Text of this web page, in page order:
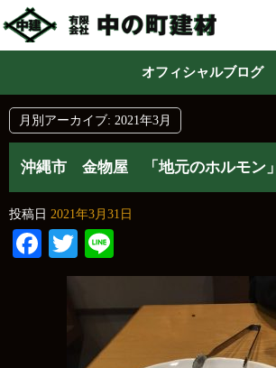
オフィシャルブログ
月別アーカイブ: 2021年3月
沖縄市 金物屋 「地元のホルモン
投稿日 2021年3月31日
Facebook
Twitter